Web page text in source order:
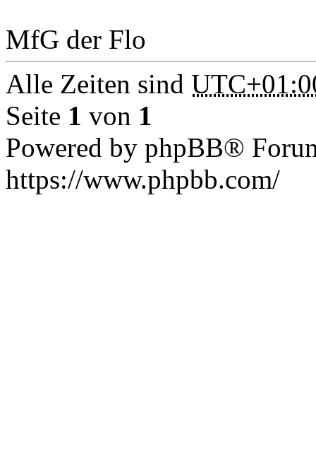
MfG der Flo
Alle Zeiten sind
Seite 1 von 1
Powered by phpBB®
https://www.phpbb.com/